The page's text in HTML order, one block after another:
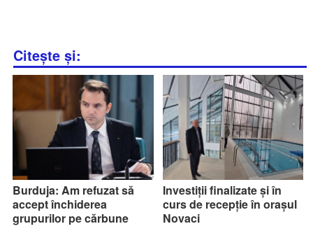
Citește și:
Burduja: Am refuzat să
accept închiderea
grupurilor pe cărbune
Investiții finalizate și în
curs de recepție în orașul
Novaci